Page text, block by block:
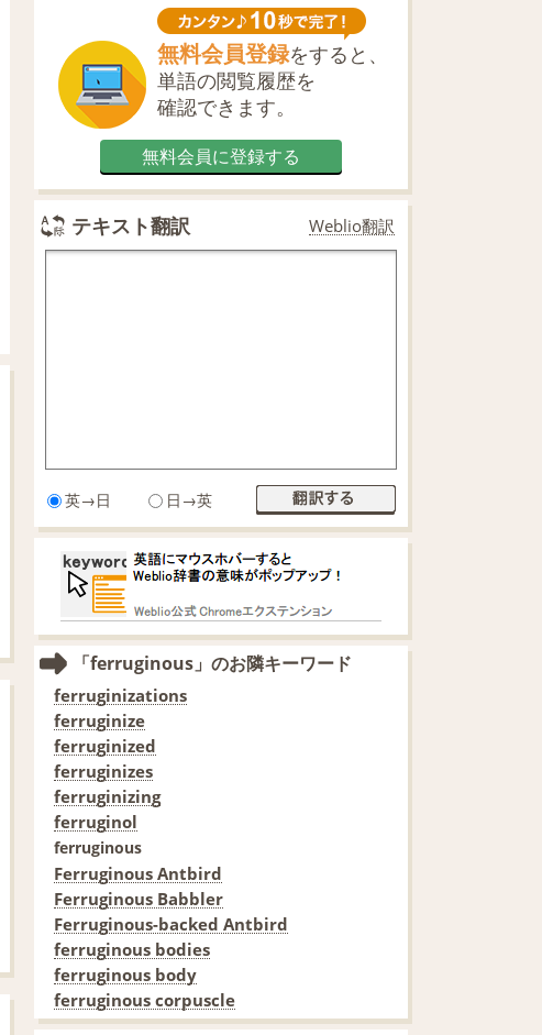
無料会員登録をすると、
単語の閲覧履歴を
確認できます。
無料会員に登録する
テキスト翻訳 Weblio翻訳
英→日 日→英
「ferruginous」のお隣キーワード
ferruginizations
ferruginize
ferruginized
ferruginizes
ferruginizing
ferruginol
ferruginous
Ferruginous Antbird
Ferruginous Babbler
Ferruginous-backed Antbird
ferruginous bodies
ferruginous body
ferruginous corpuscle